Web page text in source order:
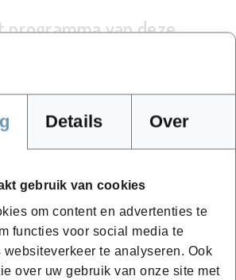
Details Over
gebruik van cookies
om content en advertenties te
functies voor social media te
websiteverkeer te analyseren. Ook
over uw gebruik van onze site met
programma van deze
vanaf de basis
en het opstellen van menu’s.
en hygiëne volgens de HACCP-